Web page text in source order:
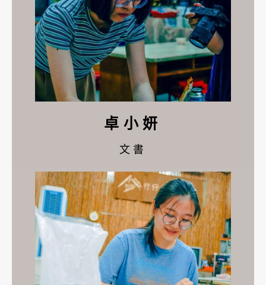
卓小妍
文書